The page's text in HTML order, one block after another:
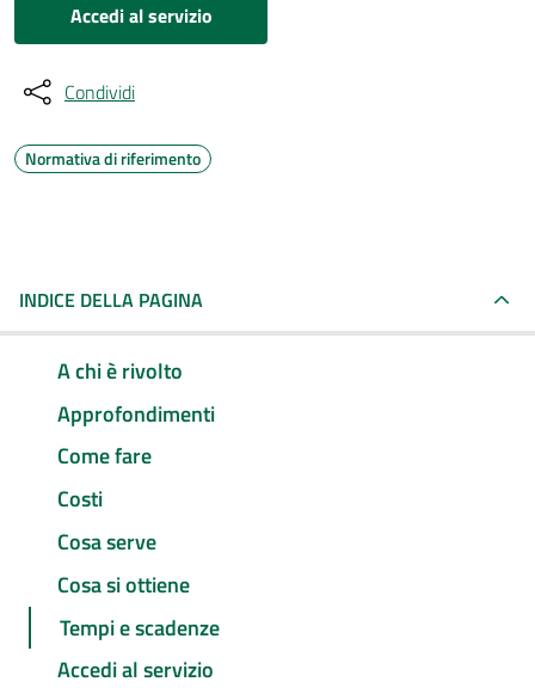
Accedi al servizio
Condividi
Normativa di riferimento
INDICE DELLA PAGINA
A chi è rivolto
Approfondimenti
Come fare
Costi
Cosa serve
Cosa si ottiene
Tempi e scadenze
Accedi al servizio